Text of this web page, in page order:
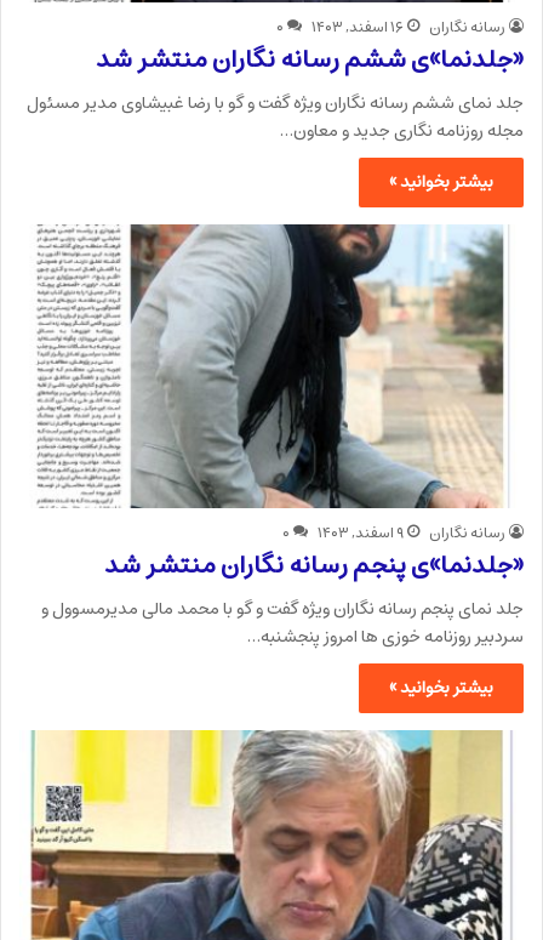
رسانه نگاران ۱۶ اسفند, ۱۴۰۳ ۰
«جلدنما»ی ششم رسانه نگاران منتشر شد
جلد نمای ششم رسانه نگاران ویژه گفت و گو با رضا غبیشاوی مدیر مسئول
مجله روزنامه نگاری جدید و معاون…
بیشتر بخوانید »
رسانه نگاران ۹ اسفند, ۱۴۰۳ ۰
«جلدنما»ی پنجم رسانه نگاران منتشر شد
جلد نمای پنجم رسانه نگاران ویژه گفت و گو با محمد مالی مدیرمسوول و
سردبیر روزنامه خوزی ها امروز پنجشنبه…
بیشتر بخوانید »